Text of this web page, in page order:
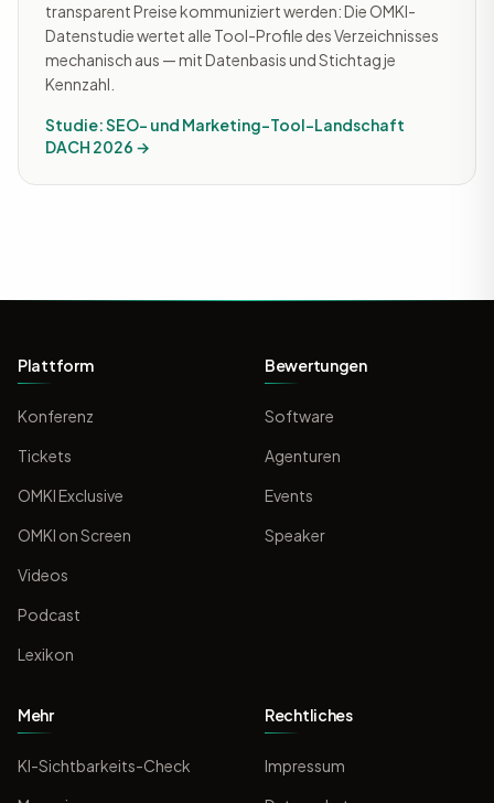
transparent Preise kommuniziert werden: Die OMKI-
Datenstudie wertet alle Tool-Profile des Verzeichnisses
mechanisch aus — mit Datenbasis und Stichtag je
Kennzahl.
Studie: SEO- und Marketing-Tool-Landschaft
DACH 2026 →
Plattform
Konferenz
Tickets
OMKI Exclusive
OMKI on Screen
Videos
Podcast
Lexikon
Bewertungen
Software
Agenturen
Events
Speaker
Mehr
KI-Sichtbarkeits-Check
Rechtliches
Impressum